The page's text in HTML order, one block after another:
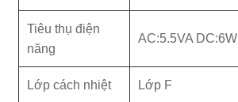
Tiêu thụ điện
năng
AC:5.5VA DC:6W
Lớp cách nhiệt Lớp F